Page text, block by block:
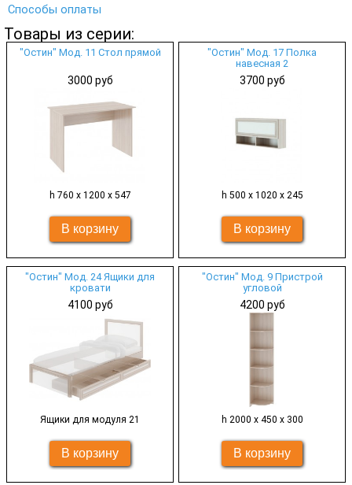
Способы оплаты
Товары из серии:
"Остин" Мод. 11 Стол прямой
3000 руб
h 760 х 1200 х 547
"Остин" Мод. 17 Полка
навесная 2
3700 руб
h 500 х 1020 х 245
"Остин" Мод. 24 Ящики для
кровати
4100 руб
Ящики для модуля 21
"Остин" Мод. 9 Пристрой
угловой
4200 руб
h 2000 х 450 х 300